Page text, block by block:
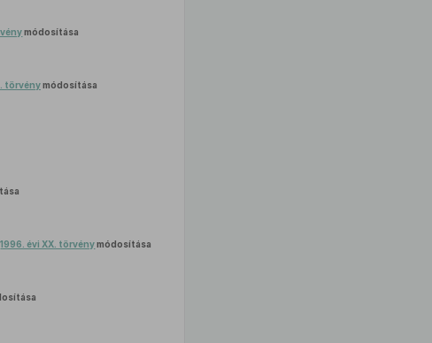
módosítása
törvénymódosítása
1996. évi XX. törvénymódosítása